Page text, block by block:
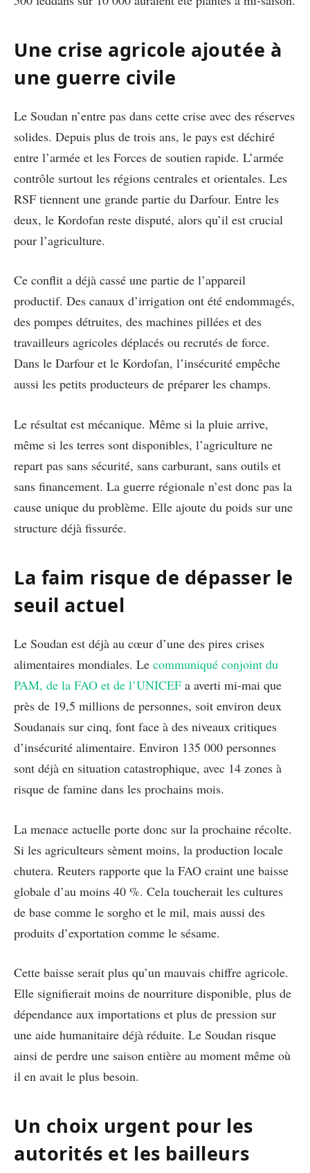
Une crise agricole ajoutée à
une guerre civile
Le Soudan n’entre pas dans cette crise avec des réserves
solides. Depuis plus de trois ans, le pays est déchiré
entre l’armée et les Forces de soutien rapide. L’armée
contrôle surtout les régions centrales et orientales. Les
RSF tiennent une grande partie du Darfour. Entre les
deux, le Kordofan reste disputé, alors qu’il est crucial
pour l’agriculture.
Ce conflit a déjà cassé une partie de l’appareil
productif. Des canaux d’irrigation ont été endommagés,
des pompes détruites, des machines pillées et des
travailleurs agricoles déplacés ou recrutés de force.
Dans le Darfour et le Kordofan, l’insécurité empêche
aussi les petits producteurs de préparer les champs.
Le résultat est mécanique. Même si la pluie arrive,
même si les terres sont disponibles, l’agriculture ne
repart pas sans sécurité, sans carburant, sans outils et
sans financement. La guerre régionale n’est donc pas la
cause unique du problème. Elle ajoute du poids sur une
structure déjà fissurée.
La faim risque de dépasser le
seuil actuel
Le Soudan est déjà au cœur d’une des pires crises
alimentaires mondiales. Le communiqué conjoint du
PAM, de la FAO et de l’UNICEF a averti mi-mai que
près de 19,5 millions de personnes, soit environ deux
Soudanais sur cinq, font face à des niveaux critiques
d’insécurité alimentaire. Environ 135 000 personnes
sont déjà en situation catastrophique, avec 14 zones à
risque de famine dans les prochains mois.
La menace actuelle porte donc sur la prochaine récolte.
Si les agriculteurs sèment moins, la production locale
chutera. Reuters rapporte que la FAO craint une baisse
globale d’au moins 40 %. Cela toucherait les cultures
de base comme le sorgho et le mil, mais aussi des
produits d’exportation comme le sésame.
Cette baisse serait plus qu’un mauvais chiffre agricole.
Elle signifierait moins de nourriture disponible, plus de
dépendance aux importations et plus de pression sur
une aide humanitaire déjà réduite. Le Soudan risque
ainsi de perdre une saison entière au moment même où
il en avait le plus besoin.
Un choix urgent pour les
autorités et les bailleurs